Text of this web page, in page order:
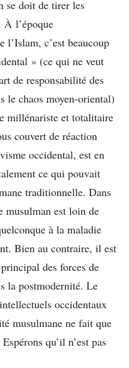
se doit de tirer les
À l’époque
l’Islam, c’est beaucoup
» (ce qui ne veut
de responsabilité des
le chaos moyen-oriental)
millénariste et totalitaire
couvert de réaction
occidental, est en
ce qui pouvait
traditionnelle. Dans
musulman est loin de
à la maladie
Bien au contraire, il est
des forces de
la postmodernité. Le
occidentaux
musulmane ne fait que
qu’il n’est pas